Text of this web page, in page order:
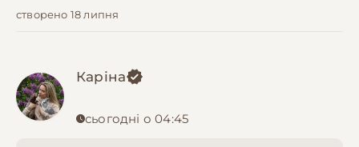
створено 18 липня
Каріна
сьогодні о 04:45